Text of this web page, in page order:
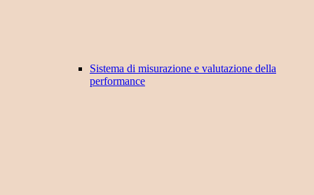
Sistema di misurazione e valutazione della
performance